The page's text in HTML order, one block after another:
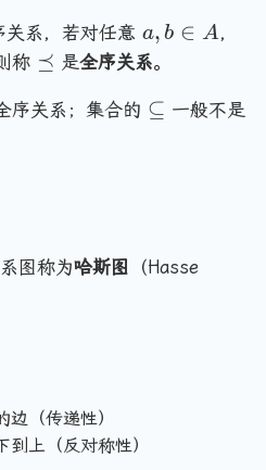
关系，若对任意 a
,
\
a, b ∈ A，
称 \
r
⪯ 是全序关系。
序关系；集合的 \
t
⊆ 一般不是
图称为哈斯图 （Hasse
（传递性）
上（反对称性）